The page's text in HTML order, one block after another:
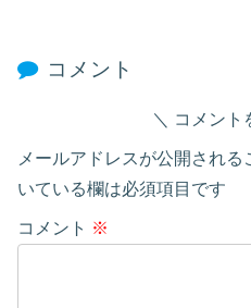
コメント
コメント
メールアドレスが公開される
いている欄は必須項目です
コメント ※